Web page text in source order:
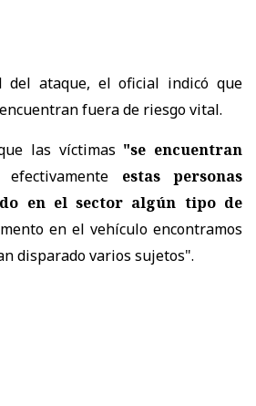
del ataque, el oficial indicó que
fuera de riesgo vital.
las víctimas "se encuentran
efectivamente estas personas
en el sector algún tipo de
en el vehículo encontramos
disparado varios sujetos".